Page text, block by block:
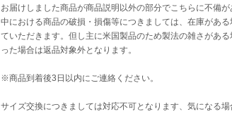
お届けしました商品が商品説明以外の部分でこちらに不備
中における商品の破損・損傷等につきましては、在庫があ
ていただきます。但し主に米国製品のため製法の雑さがあ
った場合は返品対象外となります。
※商品到着後3日以内にご連絡ください。
サイズ交換につきましては対応不可となります、気になる場